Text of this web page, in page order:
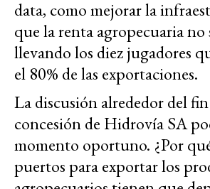
data, como mejorar la
que la renta agropecuaria
llevando los diez jugadores
el 80% de las exportaciones.
La discusión alrededor del
concesión de Hidrovía SA
momento oportuno. ¿Por
puertos para exportar los